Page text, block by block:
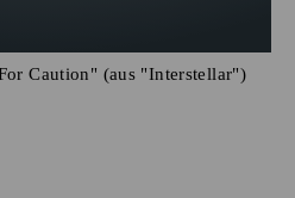
Caution" (aus "Interstellar")